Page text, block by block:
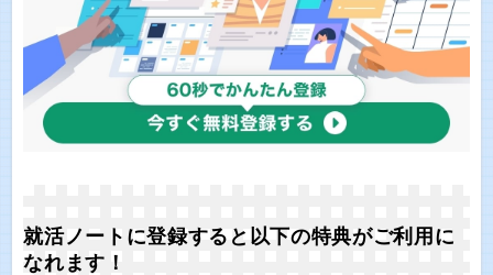
就活ノートに登録すると以下の特典がご利用に
なれます！